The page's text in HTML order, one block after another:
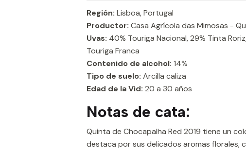
Región: Lisboa, Portugal
Productor: Casa Agrícola das Mimosas -
Uvas: 40% Touriga Nacional, 29% Tinta
Touriga Franca
Contenido de alcohol: 14%
Tipo de suelo: Arcilla caliza
Edad de la Vid: 20 a 30 años
Notas de cata:
Quinta de Chocapalha Red 2019 tiene un
destaca por sus delicados aromas florales,